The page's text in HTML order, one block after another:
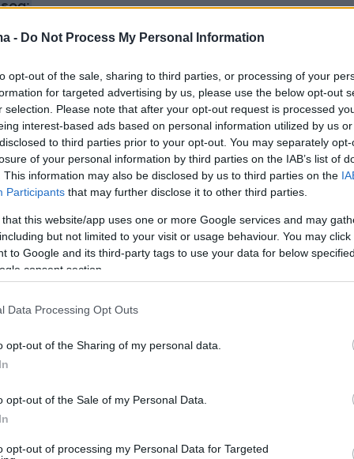
- Do Not Process My Personal Information
opt-out of the sale, sharing to third parties, or processing of your
for targeted advertising by us, please use the below opt-out
selection. Please note that after your opt-out request is processed
interest-based ads based on personal information utilized by us
to third parties prior to your opt-out. You may separately
of your personal information by third parties on the IAB’s list of
This information may also be disclosed by us to third parties on the
Participants that may further disclose it to other third parties.
that this website/app uses one or more Google services and may
but not limited to your visit or usage behaviour. You may
to Google and its third-party tags to use your data for below
consent section.
Data Processing Opt Outs
opt-out of the Sharing of my personal data.
opt-out of the Sale of my Personal Data.
opt-out of processing my Personal Data for Targeted
Πολεοδομίας Ρόδου: «Έχει προχωρήσει η δουλειά,
πάρεις μια τσάντα MCM» - Οι διάλογοι του
τρελάθηκε με ένα ελληνικό φαγητό στη
ρωτούσε πώς φτιάχνεται
για Παπαγεωργίου: Είχε τα κλειδιά του σπιτιού
δικού της - Μου έκανε ό,τι πιο άσχημο μπορούσε
άνθρωπος